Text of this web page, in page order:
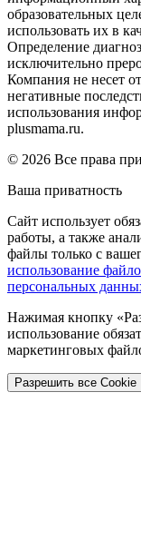
образовательных
использовать их в
Определение
исключительно
Компания не несет
негативные
использования
plusmama.ru.
© 2026 Все права
Ваша приватность
Сайт использует
работы, а также
файлы только с
использование
персональных
Нажимая кнопку
использование
маркетинговых
Разрешить все Cookie